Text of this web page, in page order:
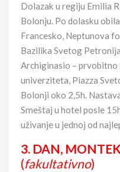
Dolazak u regiju Emilia
Bolonju. Po dolasku
Francesko, Neptunova
Bazilika Svetog
Archiginasio –
univerziteta, Piazza
Bolonji oko 2,5h.
Smeštaj u hotel posle
uživanje u jednoj od
3. DAN,
(fakultativno)